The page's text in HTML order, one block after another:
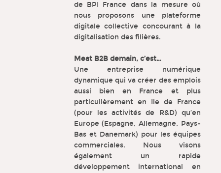
de BPI France dans la mesure où
nous proposons une plateforme
digitale collective concourant à la
digitalisation des filières.
Meat B2B demain, c’est…
Une entreprise numérique
dynamique qui va créer des emplois
aussi bien en France et plus
particulièrement en Ile de France
(pour les activités de R&D) qu’en
Europe (Espagne, Allemagne, Pays-
Bas et Danemark) pour les équipes
commerciales. Nous visons
également un rapide
développement international en